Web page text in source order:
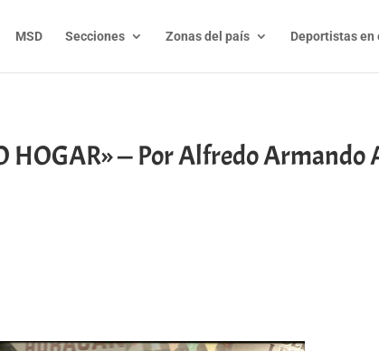
MSD Secciones Zonas del país Deportistas en
HOGAR» — Por Alfredo